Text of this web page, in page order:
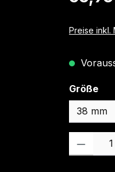
Preise inkl.
Größe
Produkt